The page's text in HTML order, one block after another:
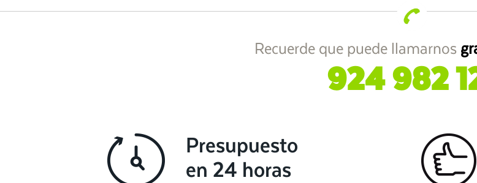
Recuerde que puede llamarnos
924 982
Presupuesto
en 24 horas